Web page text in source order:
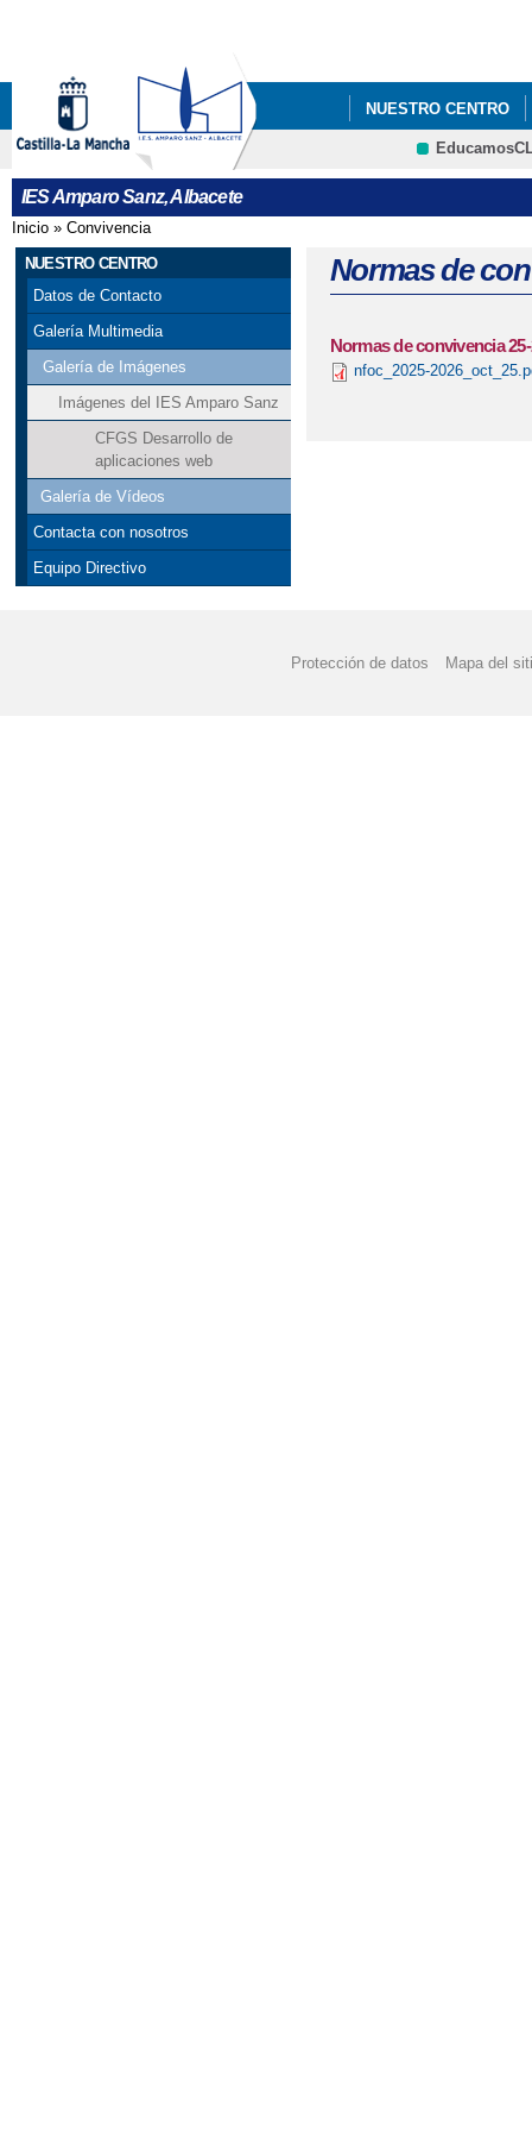
NUESTRO CENTRO
ORIENTACIÓN
IES Amparo Sanz, Albacete
Se encuentra usted aquí
Inicio » Convivencia
NUESTRO CENTRO
Datos de Contacto
Galería Multimedia
Galería de Imágenes
Imágenes del IES Amparo Sanz
CFGS Desarrollo de
aplicaciones web
Galería de Vídeos
Contacta con nosotros
Equipo Directivo
Normas de
Normas de convivencia
nfoc_2025-
Protección de datos Mapa del